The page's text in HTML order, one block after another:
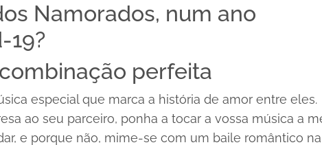
Namorados, num ano
19?
perfeita
especial que marca a história de amor entre eles.
ao seu parceiro, ponha a tocar a vossa música a
e porque não, mime-se com um baile romântico na